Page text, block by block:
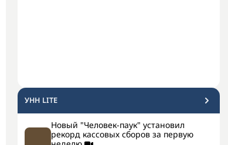
УНН LITE
Новый "Человек-паук" установил
рекорд кассовых сборов за первую